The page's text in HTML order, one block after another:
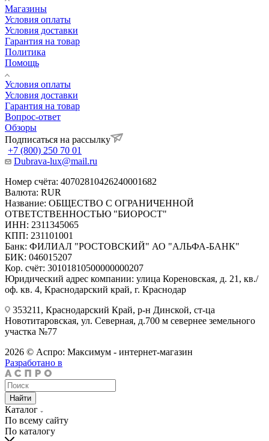
Магазины
Условия оплаты
Условия доставки
Гарантия на товар
Политика
Помощь
Условия оплаты
Условия доставки
Гарантия на товар
Вопрос-ответ
Обзоры
Подписаться на рассылку
+7 (800) 250 70 01
Dubrava-lux@mail.ru
Номер счёта: 40702810426240001682
Валюта: RUR
Название: ОБЩЕСТВО С ОГРАНИЧЕННОЙ
ОТВЕТСТВЕННОСТЬЮ "БИОРОСТ"
ИНН: 2311345065
КПП: 231101001
Банк: ФИЛИАЛ "РОСТОВСКИЙ" АО "АЛЬФА-БАНК"
БИК: 046015207
Кор. счёт: 30101810500000000207
Юридический адрес компании: улица Кореновская, д. 21, кв./
оф. кв. 4, Краснодарский край, г. Краснодар
353211, Краснодарский Край, р-н Динской, ст-ца
Новотитаровская, ул. Северная, д.700 м севернее земельного
участка №77
2026 © Аспро: Максимум - интернет-магазин
Разработано в
Найти
Каталог
По всему сайту
По каталогу